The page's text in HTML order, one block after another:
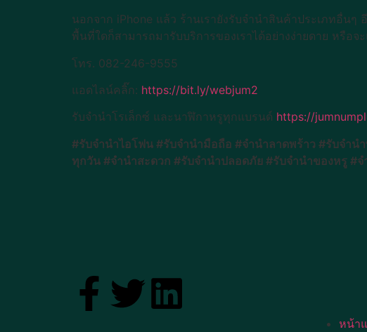
นอกจาก iPhone แล้ว ร้านเรายังรับจำนำสินค้าประเภทอื่น
พื้นที่ใดก็สามารถมารับบริการของเราได้อย่างง่ายดาย หรือ
โทร. 082-246-9555
แอดไลน์คลิ๊ก: https://bit.ly/webjum2
รับจำนำโรเล็กซ์ และนาฬิกาหรูทุกแบรนด์ https://
#รับจำนำไอโฟน #รับจำนำมือถือ #จำนำลาดพร้าว #รับจำ
ทุกวัน #จำนำสะดวก #รับจำนำปลอดภัย #รับจำนำของหรู #จ
หน้า